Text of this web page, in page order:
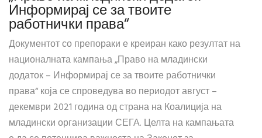
Информирај се за твоите
работнички права“
Документот со препораки е креиран како резултат на
националната кампања „Право на младински
додаток – Информирај се за твоите работнички
права“ која се спроведува во периодот август –
декември 2021 година од страна на Коалиција на
младински организации СЕГА. Целта на кампањата